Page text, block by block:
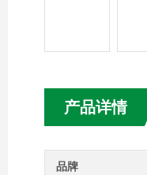
产品详情
品牌